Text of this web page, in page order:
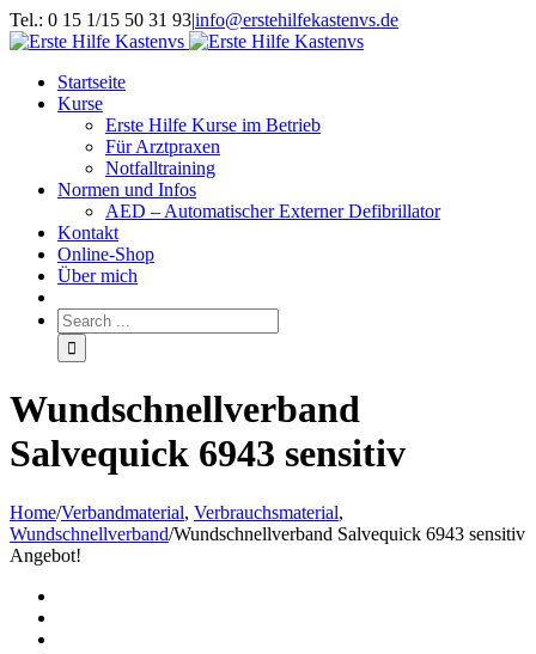
Tel.: 0 15 1/15 50 31 93|info@erstehilfekastenvs.de
Startseite
Kurse
Erste Hilfe Kurse im Betrieb
Für Arztpraxen
Notfalltraining
Normen und Infos
AED – Automatischer Externer Defibrillator
Kontakt
Online-Shop
Über mich
Wundschnellverband
Salvequick 6943 sensitiv
Home/Verbandmaterial, Verbrauchsmaterial,
Wundschnellverband/Wundschnellverband Salvequick 6943 sensitiv
Angebot!